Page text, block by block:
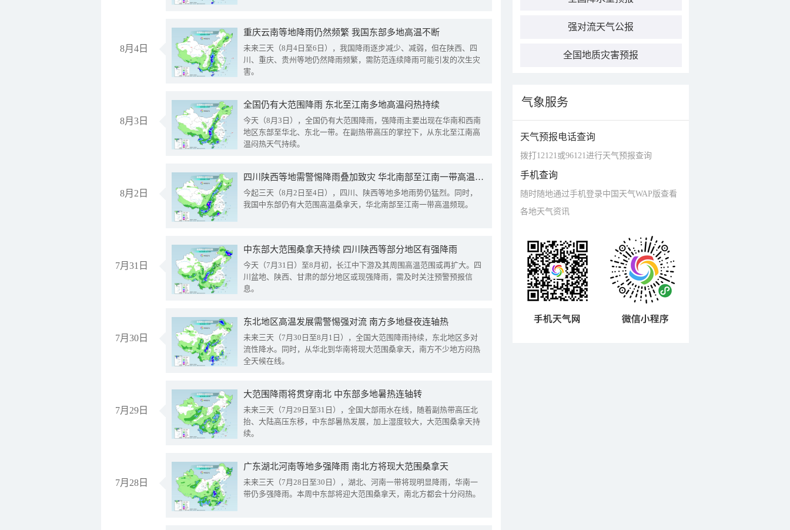
8月4日
重庆云南等地降雨仍然频繁 我国东部多地高温不断
未来三天（8月4日至6日），我国降雨逐步减少、减弱，但在陕西、四
川、重庆、贵州等地仍然降雨频繁，需防范连续降雨可能引发的次生灾
害。
8月3日
全国仍有大范围降雨 东北至江南多地高温闷热持续
今天（8月3日），全国仍有大范围降雨，强降雨主要出现在华南和西南
地区东部至华北、东北一带。在副热带高压的掌控下，从东北至江南高
温闷热天气持续。
8月2日
四川陕西等地需警惕降雨叠加致灾 华北南部至江南一带高温频现
今起三天（8月2日至4日），四川、陕西等地多地雨势仍猛烈。同时，
我国中东部仍有大范围高温桑拿天，华北南部至江南一带高温频现。
7月31日
中东部大范围桑拿天持续 四川陕西等部分地区有强降雨
今天（7月31日）至8月初，长江中下游及其周围高温范围或再扩大。四
川盆地、陕西、甘肃的部分地区或现强降雨，需及时关注预警预报信
息。
7月30日
东北地区高温发展需警惕强对流 南方多地昼夜连轴热
未来三天（7月30日至8月1日），全国大范围降雨持续，东北地区多对
流性降水。同时，从华北到华南将现大范围桑拿天，南方不少地方闷热
全天候在线。
7月29日
大范围降雨将贯穿南北 中东部多地暑热连轴转
未来三天（7月29日至31日），全国大部雨水在线，随着副热带高压北
抬、大陆高压东移，中东部暑热发展，加上湿度较大，大范围桑拿天持
续。
7月28日
广东湖北河南等地多强降雨 南北方将现大范围桑拿天
未来三天（7月28日至30日），湖北、河南一带将现明显降雨，华南一
带仍多强降雨。本周中东部将迎大范围桑拿天，南北方都会十分闷热。
强对流天气公报
全国地质灾害预报
气象服务
天气预报电话查询
拨打12121或96121进行天气预报查询
手机查询
随时随地通过手机登录中国天气WAP版查看
各地天气资讯